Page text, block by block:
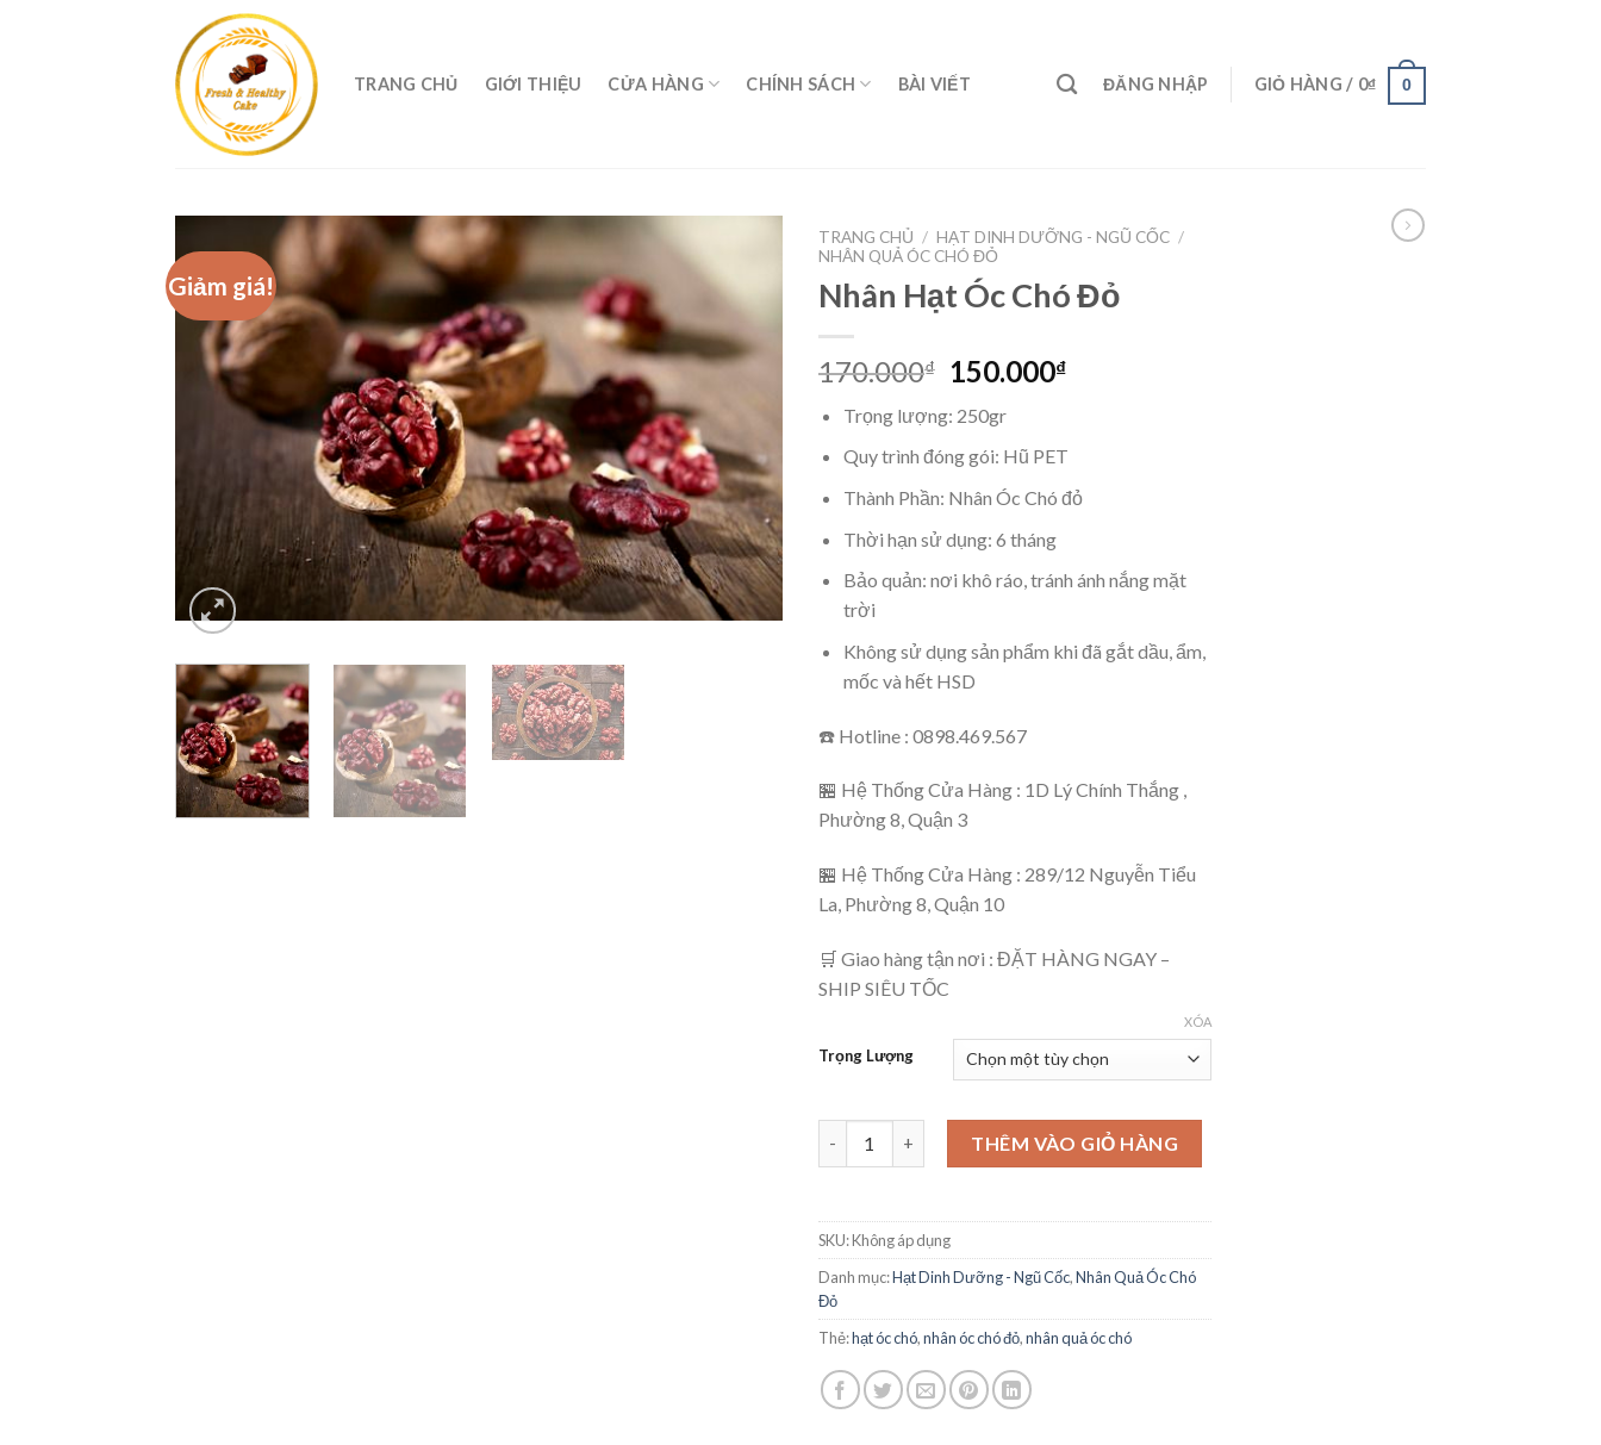
TRANG CHỦ GIỚI THIỆU CỬA HÀNG CHÍNH SÁCH BÀI VIẾT ĐĂNG NHẬP GIỎ HÀNG / 0₫ 0
Giảm giá!
TRANG CHỦ / HẠT DINH DƯỠNG - NGŨ CỐC /
NHÂN QUẢ ÓC CHÓ ĐỎ
Nhân Hạt Óc Chó Đỏ
170.000₫ 150.000₫
Trọng lượng: 250gr
Quy trình đóng gói: Hũ PET
Thành Phần: Nhân Óc Chó đỏ
Thời hạn sử dụng: 6 tháng
Bảo quản: nơi khô ráo, tránh ánh nắng mặt
trời
Không sử dụng sản phẩm khi đã gắt dầu, ẩm,
mốc và hết HSD
☎️ Hotline : 0898.469.567
🏪 Hệ Thống Cửa Hàng : 1D Lý Chính Thắng ,
Phường 8, Quận 3
🏪 Hệ Thống Cửa Hàng : 289/12 Nguyễn Tiểu
La, Phường 8, Quận 10
🛒 Giao hàng tận nơi : ĐẶT HÀNG NGAY –
SHIP SIÊU TỐC
Trọng Lượng
XÓA
THÊM VÀO GIỎ HÀNG
SKU:Không áp dụng
Danh mục:Hạt Dinh Dưỡng - Ngũ Cốc,Nhân Quả Óc Chó
Đỏ
Thẻ:hạt óc chó,nhân óc chó đỏ,nhân quả óc chó